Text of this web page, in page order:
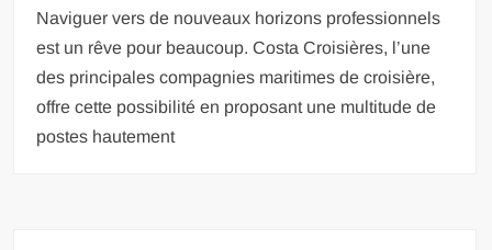
Naviguer vers de nouveaux horizons professionnels
est un rêve pour beaucoup. Costa Croisières, l’une
des principales compagnies maritimes de croisière,
offre cette possibilité en proposant une multitude de
postes hautement